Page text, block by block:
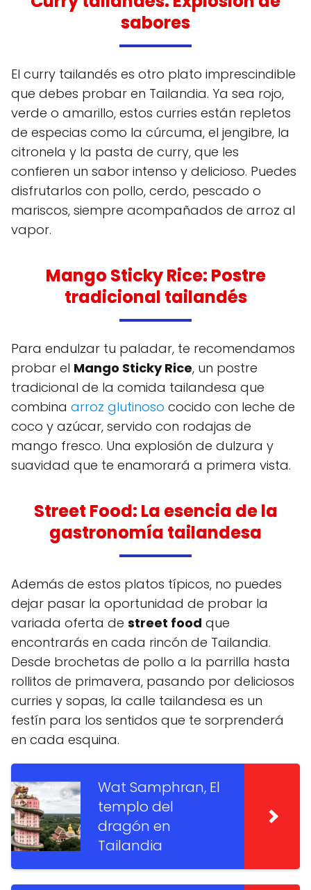
sabores
El curry tailandés es otro plato imprescindible
que debes probar en Tailandia. Ya sea rojo,
verde o amarillo, estos curries están repletos
de especias como la cúrcuma, el jengibre, la
citronela y la pasta de curry, que les
confieren un sabor intenso y delicioso. Puedes
disfrutarlos con pollo, cerdo, pescado o
mariscos, siempre acompañados de arroz al
vapor.
Mango Sticky Rice: Postre
tradicional tailandés
Para endulzar tu paladar, te recomendamos
probar el Mango Sticky Rice, un postre
tradicional de la comida tailandesa que
combina arroz glutinoso cocido con leche de
coco y azúcar, servido con rodajas de
mango fresco. Una explosión de dulzura y
suavidad que te enamorará a primera vista.
Street Food: La esencia de la
gastronomía tailandesa
Además de estos platos típicos, no puedes
dejar pasar la oportunidad de probar la
variada oferta de street food que
encontrarás en cada rincón de Tailandia.
Desde brochetas de pollo a la parrilla hasta
rollitos de primavera, pasando por deliciosos
curries y sopas, la calle tailandesa es un
festín para los sentidos que te sorprenderá
en cada esquina.
Wat Samphran, El
templo del
dragón en
Tailandia